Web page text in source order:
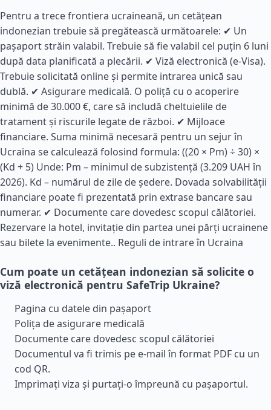
Pentru a trece frontiera ucraineană, un cetățean
indonezian trebuie să pregătească următoarele: ✔ Un
pașaport străin valabil. Trebuie să fie valabil cel puțin 6 luni
după data planificată a plecării. ✔ Viză electronică (e-Visa).
Trebuie solicitată online și permite intrarea unică sau
dublă. ✔ Asigurare medicală. O poliță cu o acoperire
minimă de 30.000 €, care să includă cheltuielile de
tratament și riscurile legate de război. ✔ Mijloace
financiare. Suma minimă necesară pentru un sejur în
Ucraina se calculează folosind formula: ((20 × Pm) ÷ 30) ×
(Kd + 5) Unde: Pm – minimul de subzistență (3.209 UAH în
2026). Kd – numărul de zile de ședere. Dovada solvabilității
financiare poate fi prezentată prin extrase bancare sau
numerar. ✔ Documente care dovedesc scopul călătoriei.
Rezervare la hotel, invitație din partea unei părți ucrainene
sau bilete la evenimente.. Reguli de intrare în Ucraina
Cum poate un cetățean indonezian să solicite o
viză electronică pentru SafeTrip Ukraine?
Pagina cu datele din pașaport
Polița de asigurare medicală
Documente care dovedesc scopul călătoriei
Documentul va fi trimis pe e-mail în format PDF cu un
cod QR.
Imprimați viza și purtați-o împreună cu pașaportul.